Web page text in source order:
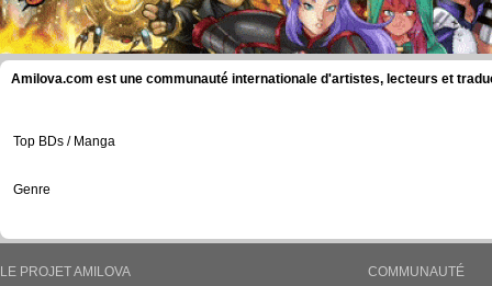
Amilova.com est une communauté internationale d'artistes, lecteurs et
Top BDs / Manga
Genre
LE PROJET AMILOVA
COMMUNAUTÉ